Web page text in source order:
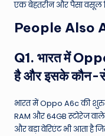
एक बेहतरीन और पैसा वसूल
People Also
Q1. भारत में
है और इसके कौन-से
भारत में Oppo A6c की
RAM और 64GB स्टोरेज
और बड़ा वेरिएंट भी आता है